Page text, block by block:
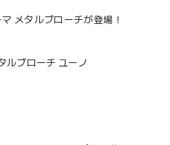
メタルブローチが登場！
ルブローチ ユーノ